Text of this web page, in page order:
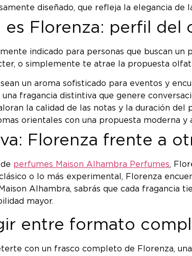
diseñado, que refleja la elegancia de
es Florenza: perfil del
indicado para personas que buscan
o simplemente te atrae la propuesta
un aroma sofisticado para eventos y
una fragancia distintiva que genere
la calidad de las notas y la duración del
orientales con una propuesta moderna y
Florenza frente a
perfumes Maison Alhambra Perfumes,
o lo más experimental, Florenza
Alhambra, sabrás que cada fragancia
mayor.
entre formato
con un frasco completo de Florenza,